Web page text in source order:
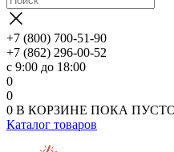
+7 (800) 700-51-90
+7 (862) 296-00-52
с 9:00 до 18:00
0
0
0 В КОРЗИНЕ ПОКА
Каталог товаров